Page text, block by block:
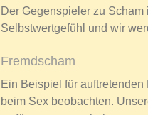
Der Gegenspieler zu
Selbstwertgefühl und wir
Fremdscham
Ein Beispiel für
beim Sex beobachten.